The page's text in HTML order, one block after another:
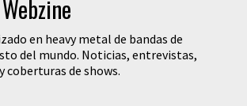
en heavy metal de bandas de
del mundo. Noticias, entrevistas,
coberturas de shows.